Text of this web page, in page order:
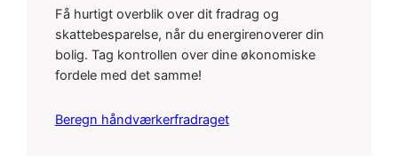
Få hurtigt overblik over dit fradrag og
skattebesparelse, når du energirenoverer din
bolig. Tag kontrollen over dine økonomiske
fordele med det samme!
Beregn håndværkerfradraget